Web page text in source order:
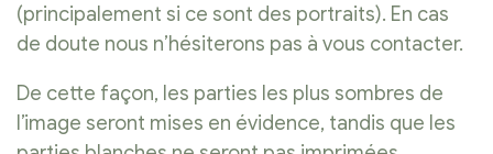
(principalement si ce sont des portraits). En cas
de doute nous n’hésiterons pas à vous contacter.
De cette façon, les parties les plus sombres de
l’image seront mises en évidence, tandis que les